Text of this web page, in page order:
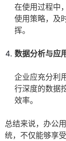
在使用过程中
使用策略，及
挥。
数据分析与应
企业应充分利
行深度的数据
效率。
总结来说，办公
统，不仅能够享